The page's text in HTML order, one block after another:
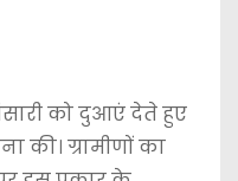
को दुआएं देते हुए
की। ग्रामीणों का